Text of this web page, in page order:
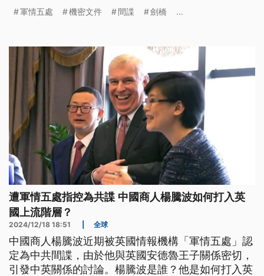
軍情五處 機密文件 間諜 劍橋 ...
遭軍情五處指控為共諜 中國商人楊騰波如何打入英
國上流階層？
2024/12/18 18:51 全球
中國商人楊騰波近期被英國情報機構「軍情五處」認
定為中共間諜，由於他與英國安德魯王子關係密切，
引發中英關係的討論。楊騰波是誰？他是如何打入英